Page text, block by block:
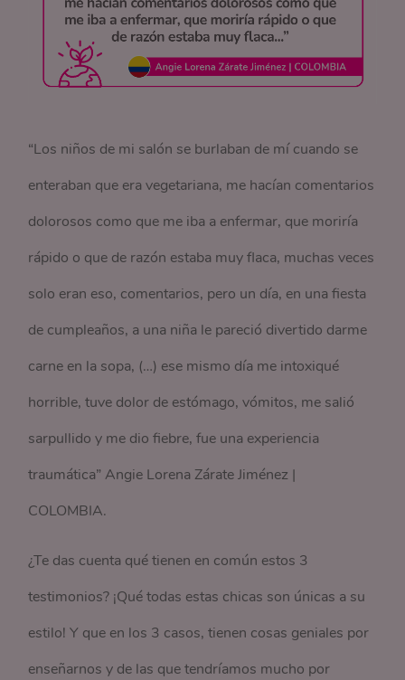
“Los niños de mi salón se burlaban de mí cuando se
enteraban que era vegetariana, me hacían comentarios
dolorosos como que me iba a enfermar, que moriría
rápido o que de razón estaba muy flaca, muchas veces
solo eran eso, comentarios, pero un día, en una fiesta
de cumpleaños, a una niña le pareció divertido darme
carne en la sopa, (…) ese mismo día me intoxiqué
horrible, tuve dolor de estómago, vómitos, me salió
sarpullido y me dio fiebre, fue una experiencia
traumática” Angie Lorena Zárate Jiménez |
COLOMBIA.
¿Te das cuenta qué tienen en común estos 3
testimonios? ¡Qué todas estas chicas son únicas a su
estilo! Y que en los 3 casos, tienen cosas geniales por
enseñarnos y de las que tendríamos mucho por